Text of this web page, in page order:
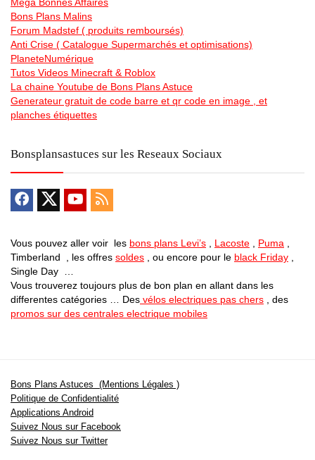
Bons Plans Malins
Forum Madstef ( produits remboursés)
Anti Crise ( Catalogue Supermarchés et optimisations)
PlaneteNumérique
Tutos Videos Minecraft & Roblox
La chaine Youtube de Bons Plans Astuce
Generateur gratuit de code barre et qr code en image , et
planches étiquettes
Bonsplansastuces sur les Reseaux Sociaux
Vous pouvez aller voir les bons plans Levi’s Lacoste Puma
Timberland , les offres soldes , ou encore pour le black Friday
Single Day …
Vous trouverez toujours plus de bon plan en allant dans les
differentes catégories … Des vélos electriques pas chers , des
promos sur des centrales electrique mobiles
Bons Plans Astuces (Mentions Légales )
Politique de Confidentialité
Applications Android
Suivez Nous sur Facebook
Suivez Nous sur Twitter